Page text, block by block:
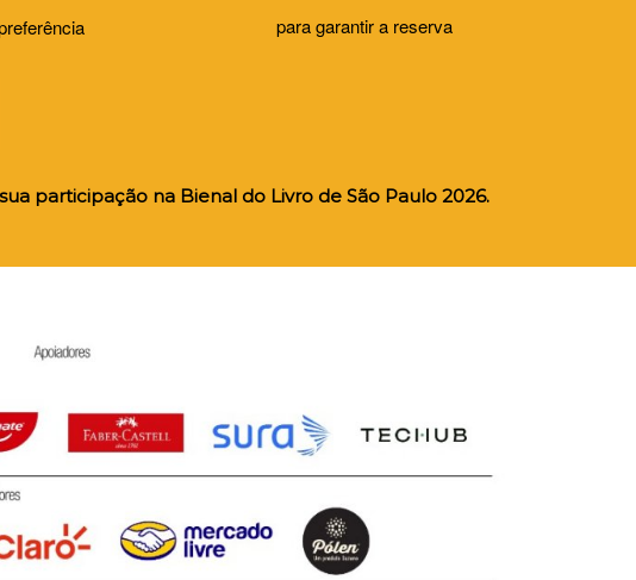
para garantir a reserva
participação na Bienal do Livro de São Paulo 2026.